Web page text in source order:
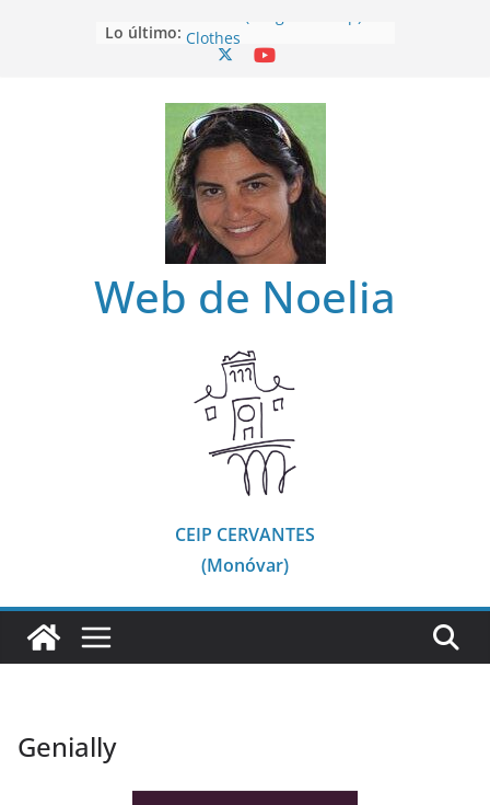
Lo último:
Clothes (Drag and Drop)
Clothes
Clothes (Find)
Clothes (Listen and choose)
Web de Noelia
CEIP CERVANTES
(Monóvar)
Genially